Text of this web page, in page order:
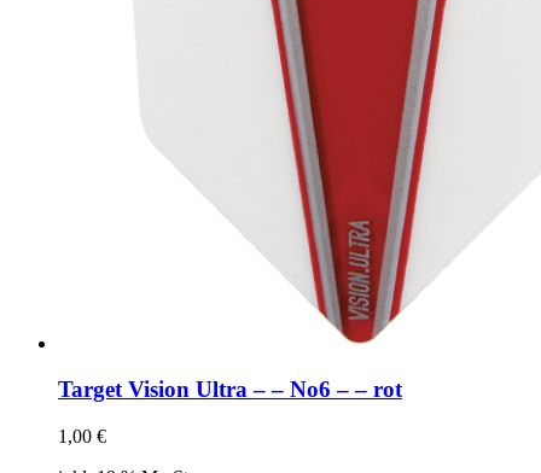
Target Vision Ultra – – No6 – – rot
1,00 €